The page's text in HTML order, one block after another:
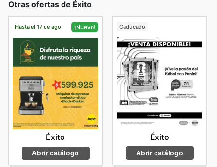
Otras ofertas de Éxito
Hasta el 17 de ago ¡Nuevo!
Éxito
Abrir catálogo
Caducado
Éxito
Abrir catálogo